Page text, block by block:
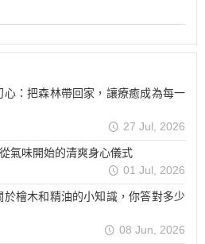
：把森林帶回家，讓療癒成為每一
27 Jul, 2026
氣味開始的清爽身心儀式
01 Jul, 2026
於檜木和精油的小知識，你答對多少
08 Jun, 2026